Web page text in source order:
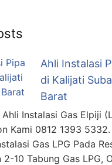
Ahli Instalasi
di Kalijati
Barat
Instalasi Gas Elpiji
Kami 0812 1393
Gas LPG Pada
10 Tabung Gas LPG,